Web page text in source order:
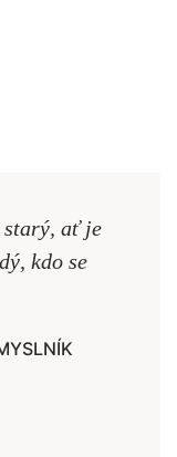
starý, ať je
kdo se